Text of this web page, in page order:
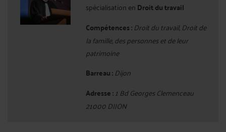
spécialisation en Droit du travail
Compétences : Droit du travail, Droit de
la famille, des personnes et de leur
patrimoine
Barreau : Dijon
Adresse :1 Bd Georges Clemenceau
21000 DIJON